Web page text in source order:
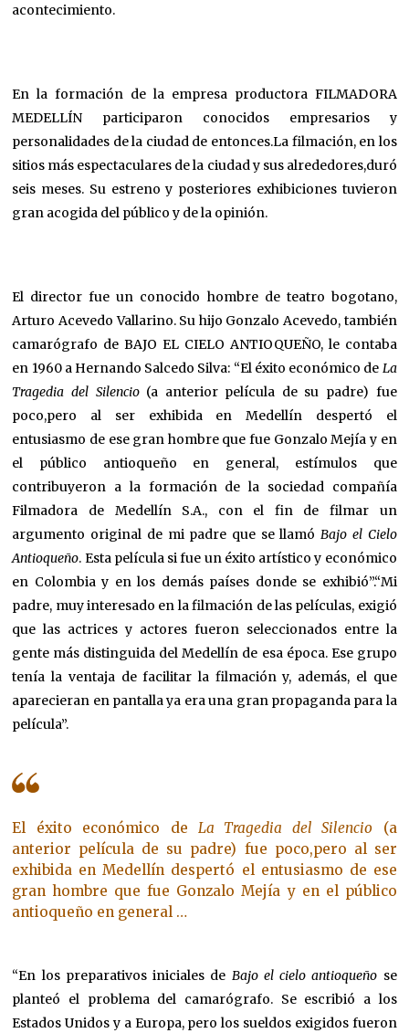
acontecimiento.
En la formación de la empresa productora FILMADORA
MEDELLÍN participaron conocidos empresarios y
personalidades de la ciudad de entonces.La filmación, en los
sitios más espectaculares de la ciudad y sus alrededores,duró
seis meses. Su estreno y posteriores exhibiciones tuvieron
gran acogida del público y de la opinión.
El director fue un conocido hombre de teatro bogotano,
Arturo Acevedo Vallarino. Su hijo Gonzalo Acevedo, también
camarógrafo de BAJO EL CIELO ANTIOQUEÑO, le contaba
en 1960 a Hernando Salcedo Silva: “El éxito económico de La
Tragedia del Silencio(a anterior película de su padre) fue
poco,pero al ser exhibida en Medellín despertó el
entusiasmo de ese gran hombre que fue Gonzalo Mejía y en
el público antioqueño en general, estímulos que
contribuyeron a la formación de la sociedad compañía
Filmadora de Medellín S.A., con el fin de filmar un
argumento original de mi padre que se llamóBajo el Cielo
Antioqueño. Esta película si fue un éxito artístico y económico
en Colombia y en los demás países donde se exhibió”.“Mi
padre, muy interesado en la filmación de las películas, exigió
que las actrices y actores fueron seleccionados entre la
gente más distinguida del Medellín de esa época. Ese grupo
tenía la ventaja de facilitar la filmación y, además, el que
aparecieran en pantalla ya era una gran propaganda para la
película”.
El éxito económico de La Tragedia del Silencio (a
anterior película de su padre) fue poco,pero al ser
exhibida en Medellín despertó el entusiasmo de ese
gran hombre que fue Gonzalo Mejía y en el público
antioqueño en general …
“En los preparativos iniciales de Bajo el cielo antioqueño se
planteó el problema del camarógrafo. Se escribió a los
Estados Unidos y a Europa, pero los sueldos exigidos fueron